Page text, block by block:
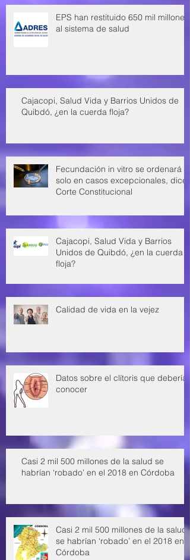
EPS han restituido 650 mil millones
al sistema de salud
Cajacopi, Salud Vida y Barrios Unidos de
Quibdó, ¿en la cuerda floja?
Fecundación in vitro se ordenará
solo en casos excepcionales, dice
Corte Constitucional
Cajacopi, Salud Vida y Barrios
Unidos de Quibdó, ¿en la cuerda
floja?
Calidad de vida en la vejez
Datos sobre el clítoris que deberías
conocer
Casi 2 mil 500 millones de la salud se
habrían ‘robado’ en el 2018 en Córdoba
Casi 2 mil 500 millones de la salud
se habrían ‘robado’ en el 2018 en
Córdoba